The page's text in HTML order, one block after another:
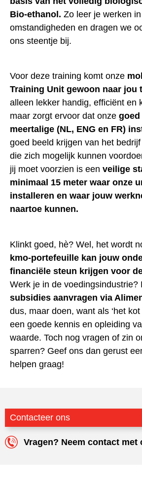
Contacteer ons
Vragen? Neem contact met
Bio-ethanol. Zo leer je werken
omstandigheden en dragen we
ons steentje bij.
Voor deze training komt onze
Training Unit gewoon naar jou
alleen lekker handig, efficiënt en
maar zorgt ervoor dat onze goed
meertalige (NL, ENG en FR)
goed beeld krijgen van het
die zich mogelijk kunnen
jij moet voorzien is een veilige
minimaal 15 meter waar onze
installeren en waar jouw
naartoe kunnen.
Klinkt goed, hè? Wel, het wordt
kmo-portefeuille kan jouw
financiële steun krijgen voor
Werk je in de voedingsindustrie?
subsidies aanvragen via
dus, maar doen, want als ‘het kot
een goede kennis en opleiding
waarde. Toch nog vragen of zin
sparren? Geef ons dan gerust
helpen graag!